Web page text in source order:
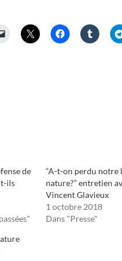
de
ils
“A-t-on perdu notre
nature?” entretien
Vincent Glavieux
1 octobre 2018
Dans "Presse"